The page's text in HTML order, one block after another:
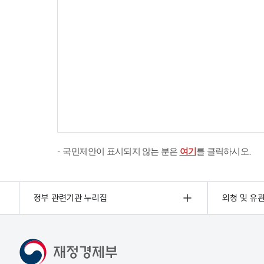
국민제안이 표시되지 않는 분은 여기를 클릭하시오.
정부 관련기관 누리집 외청 및 유